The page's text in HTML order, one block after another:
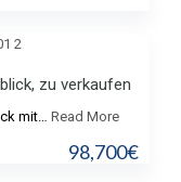
zu verkaufen
mit… Read More
98,700€